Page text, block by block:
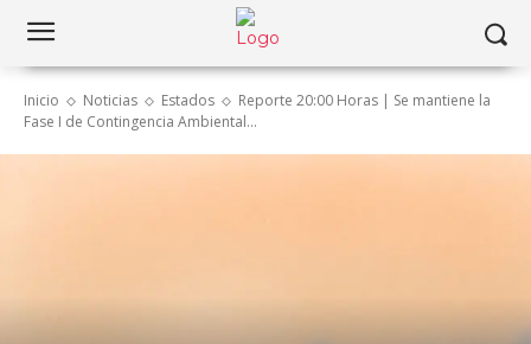
Inicio Noticias Estados
Reporte 20:00 Horas | Se mantiene la
Fase I de Contingencia Ambiental...